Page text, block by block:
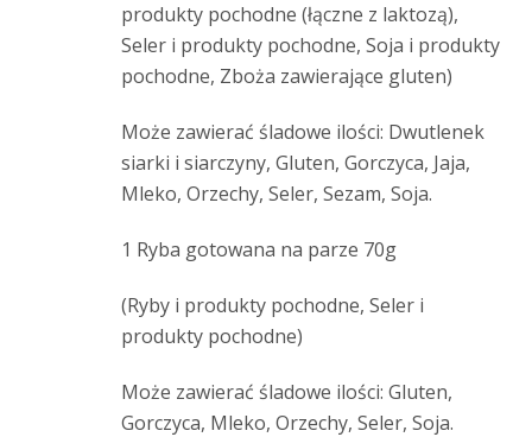
produkty pochodne (łączne z laktozą),
Seler i produkty pochodne, Soja i produkty
pochodne, Zboża zawierające gluten)
Może zawierać śladowe ilości: Dwutlenek
siarki i siarczyny, Gluten, Gorczyca, Jaja,
Mleko, Orzechy, Seler, Sezam, Soja.
1 Ryba gotowana na parze 70g
(Ryby i produkty pochodne, Seler i
produkty pochodne)
Może zawierać śladowe ilości: Gluten,
Gorczyca, Mleko, Orzechy, Seler, Soja.